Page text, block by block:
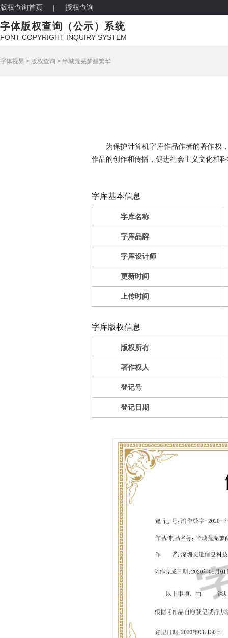
版权查询首页 | 授权查询
字体版权查询（公示）系统
FONT COPYRIGHT INQUIRY SYSTEM
字体视界 > 版权查询 > 半城荒芜梦醒繁华
为保护计算机字库作品作者的著作权
作品的创作和传播，促进社会主义文化和
字库基本信息
字库名称
字库品牌
字库设计师
更新时间
上传时间
字库版权信息
版权所有
著作权人
登记号
登记日期